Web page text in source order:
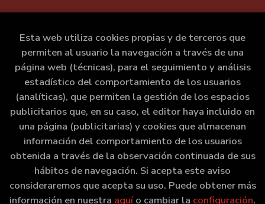
Esta web utiliza cookies propias y de terceros que
permiten al usuario la navegación a través de una
página web (técnicas), para el seguimiento y análisis
estadístico del comportamiento de los usuarios
(analíticas), que permiten la gestión de los espacios
publicitarios que, en su caso, el editor haya incluido en
una página (publicitarias) y cookies que almacenan
información del comportamiento de los usuarios
obtenida a través de la observación continuada de sus
hábitos de navegación. Si acepta este aviso
consideraremos que acepta su uso. Puede obtener más
información en nuestra aquío cambiar la configuración.